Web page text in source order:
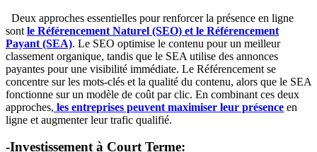
Deux approches essentielles pour renforcer la présence en ligne
sont le Référencement Naturel (SEO) et le Référencement
Payant (SEA). Le SEO optimise le contenu pour un meilleur
classement organique, tandis que le SEA utilise des annonces
payantes pour une visibilité immédiate. Le Référencement se
concentre sur les mots-clés et la qualité du contenu, alors que le SEA
fonctionne sur un modèle de coût par clic. En combinant ces deux
approches, les entreprises peuvent maximiser leur présence en
ligne et augmenter leur trafic qualifié.
-Investissement à Court Terme: